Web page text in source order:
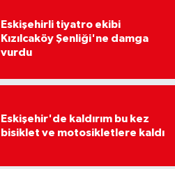
Eskişehirli tiyatro ekibi
Kızılcaköy Şenliği'ne damga
vurdu
Eskişehir'de kaldırım bu kez
bisiklet ve motosikletlere kaldı